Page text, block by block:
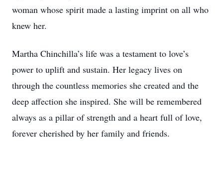
woman whose spirit made a lasting imprint on all who
knew her.
Martha Chinchilla’s life was a testament to love’s
power to uplift and sustain. Her legacy lives on
through the countless memories she created and the
deep affection she inspired. She will be remembered
always as a pillar of strength and a heart full of love,
forever cherished by her family and friends.